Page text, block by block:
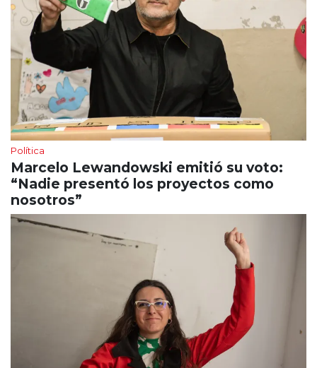
Política
Marcelo Lewandowski emitió su voto:
“Nadie presentó los proyectos como
nosotros”